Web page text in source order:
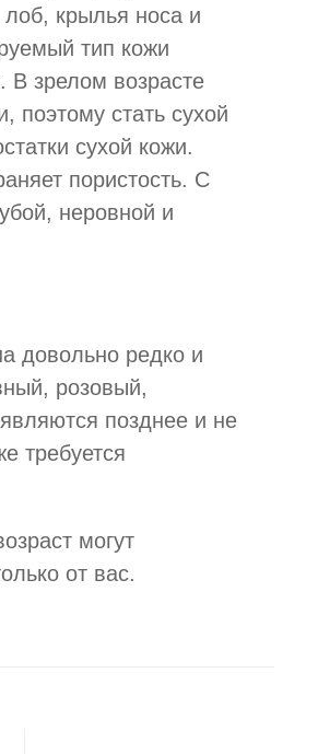
крылья носа и
тип кожи
В зрелом возрасте
поэтому стать сухой
сухой кожи.
пористость. С
неровной и
довольно редко и
розовый,
позднее и не
требуется
могут
от вас.